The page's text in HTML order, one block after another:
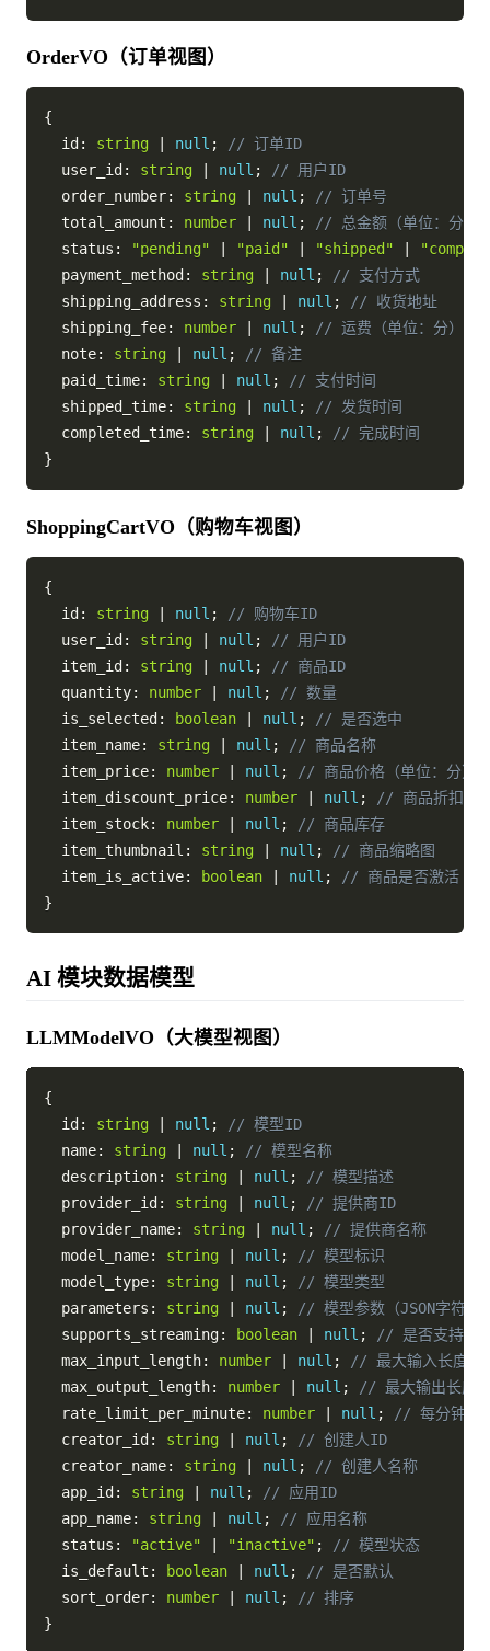
OrderVO（订单视图）
{
  id
: string null ;
// 订单ID
  user_id
: string null ;
// 用户ID
  order_number
: string null ;
// 订单号
  total_amount
: number null ;
// 总金额（单位：分）
  status
: "pending" "paid" "shipped"
  payment_method
: string null ;
// 支付方式
  shipping_address
: string null ;
// 收货地址
  shipping_fee
: number null ;
// 运费（单位：分）
  note
: string null ;
// 备注
  paid_time
: string null ;
// 支付时间
  shipped_time
: string null ;
// 发货时间
  completed_time
: string null ;
// 完成时间
}
ShoppingCartVO（购物车视图）
{
  id
: string null ;
// 购物车ID
  user_id
: string null ;
// 用户ID
  item_id
: string null ;
// 商品ID
  quantity
: number null ;
// 数量
  is_selected
: boolean null ;
// 是否选中
  item_name
: string null ;
// 商品名称
  item_price
: number null ;
// 商品价格（单位：分）
  item_discount_price
: number null ;
// 商品折扣价
  item_stock
: number null ;
// 商品库存
  item_thumbnail
: string null ;
// 商品缩略图
  item_is_active
: boolean null ;
// 商品是否激活
}
AI 模块数据模型
LLMModelVO（大模型视图）
{
  id
: string null ;
// 模型ID
  name
: string null ;
// 模型名称
  description
: string null ;
// 模型描述
  provider_id
: string null ;
// 提供商ID
  provider_name
: string null ;
// 提供商名称
  model_name
: string null ;
// 模型标识
  model_type
: string null ;
// 模型类型
  parameters
: string null ;
// 模型参数（JSON字符串
  supports_streaming
: boolean null ;
// 是否支持流
  max_input_length
: number null ;
// 最大输入长度
  max_output_length
: number null ;
// 最大输出长度
  rate_limit_per_minute
: number null ;
// 每分钟请
  creator_id
: string null ;
// 创建人ID
  creator_name
: string null ;
// 创建人名称
  app_id
: string null ;
// 应用ID
  app_name
: string null ;
// 应用名称
  status
: "active" "inactive" ;
// 模型状态
  is_default
: boolean null ;
// 是否默认
  sort_order
: number null ;
// 排序
}